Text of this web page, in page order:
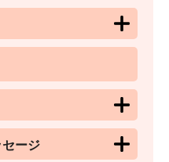
ージ